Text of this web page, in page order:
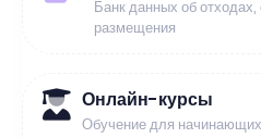
Банк данных об отходах,
размещения
Онлайн-курсы
Обучение для